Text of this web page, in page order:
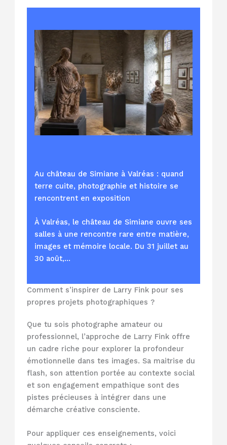
Au château de Simiane à Valréas : quand
terre cuite, photographie et histoire se
rencontrent en exposition
À Valréas, le château de Simiane ouvre ses
salles à une rencontre rare entre matière,
images et mémoire locale. Du 31 juillet au
30 août,…
Comment s’inspirer de Larry Fink pour ses
propres projets photographiques ?
Que tu sois photographe amateur ou
professionnel, l’approche de Larry Fink offre
un cadre riche pour explorer la profondeur
émotionnelle dans tes images. Sa maitrise du
flash, son attention portée au contexte social
et son engagement empathique sont des
pistes précieuses à intégrer dans une
démarche créative consciente.
Pour appliquer ces enseignements, voici